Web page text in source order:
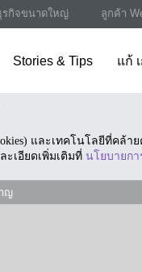
รกิจขนาดใหญ่ ลูกค้า
Stories & Tips แก้
และเทคโนโลยีที่คล้
เอียดเพิ่มเติมที่ นโยบายก
ญ